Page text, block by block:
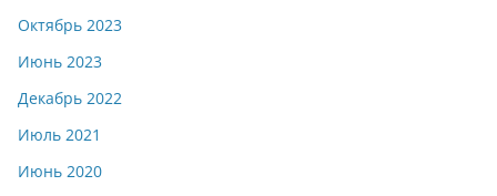
Октябрь 2023
Июнь 2023
Декабрь 2022
Июль 2021
Июнь 2020